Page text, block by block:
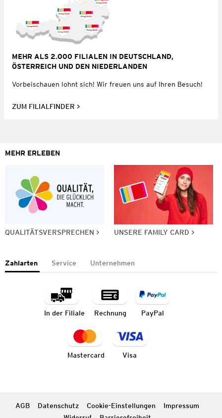
MEHR ALS 2.000 FILIALEN IN DEUTSCHLAND,
ÖSTERREICH UND DEN NIEDERLANDEN
Vorbeischauen lohnt sich! Wir freuen uns auf Ihren Besuch!
ZUM FILIALFINDER
MEHR ERLEBEN
QUALITÄTSVERSPRECHEN UNSERE FAMILY CARD
Zahlarten Service Unternehmen
In der Filiale Rechnung PayPal
Mastercard Visa
AGB Datenschutz Cookie-Einstellungen
Impressum